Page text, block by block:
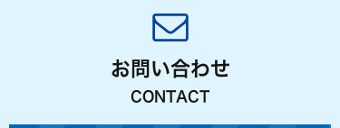
お問い合わせ
CONTACT